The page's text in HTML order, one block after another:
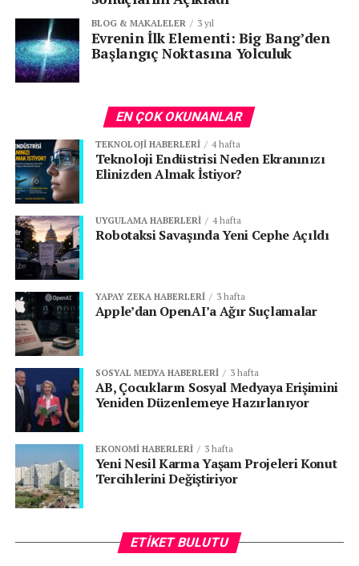
ETIKETLER: FEATURED GAZAP
GAZAP UÇAK BOMBASI
MILLI UÇAK BOMBASI
TÜRKIYENIN UÇAK BOMBASI
SONRAKI
TEKNOFEST Hackathon Yarışması Başvuruları
ÖNCEKI
TAYFUN BLOK-4 Göreve Hazır!
BLOG & MAKALELER 3 yıl
Evrenin İlk Elementi: Big Bang’den
Başlangıç Noktasına Yolculuk
EN ÇOK OKUNANLAR
TEKNOLOJI HABERLERI 4 hafta
Teknoloji Endüstrisi Neden Ekranınızı
Elinizden Almak İstiyor?
UYGULAMA HABERLERI 4 hafta
Robotaksi Savaşında Yeni Cephe Açıldı
YAPAY ZEKA HABERLERI 3 hafta
Apple’dan OpenAI’a Ağır Suçlamalar
SOSYAL MEDYA HABERLERI 3 hafta
AB, Çocukların Sosyal Medyaya Erişimini
Yeniden Düzenlemeye Hazırlanıyor
EKONOMI HABERLERI 3 hafta
Yeni Nesil Karma Yaşam Projeleri Konut
Tercihlerini Değiştiriyor
ETIKET BULUTU